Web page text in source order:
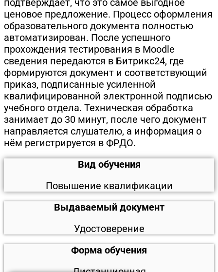
ценовое предложение. Процесс оформления
образовательного документа полностью
автоматизирован. После успешного
прохождения тестирования в Moodle
сведения передаются в Битрикс24, где
формируются документ и соответствующий
приказ, подписанные усиленной
квалифицированной электронной подписью
учебного отдела. Техническая обработка
занимает до 30 минут, после чего документ
направляется слушателю, а информация о
нём регистрируется в ФРДО.
Вид обучения
Повышение квалификации
Выдаваемый документ
Удостоверение
Форма обучения